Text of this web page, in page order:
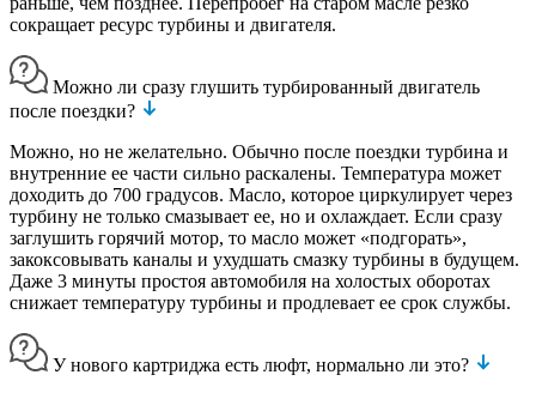
сокращает ресурс турбины и двигателя.
Можно ли сразу глушить турбированный двигатель
после поездки?
Можно, но не желательно. Обычно после поездки турбина и
внутренние ее части сильно раскалены. Температура может
доходить до 700 градусов. Масло, которое циркулирует через
турбину не только смазывает ее, но и охлаждает. Если сразу
заглушить горячий мотор, то масло может «подгорать»,
закоксовывать каналы и ухудшать смазку турбины в будущем.
Даже 3 минуты простоя автомобиля на холостых оборотах
снижает температуру турбины и продлевает ее срок службы.
У нового картриджа есть люфт, нормально ли это?